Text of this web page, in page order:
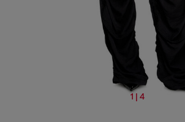
1 | 4